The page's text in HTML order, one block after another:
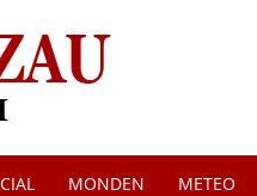
MONDEN METEO